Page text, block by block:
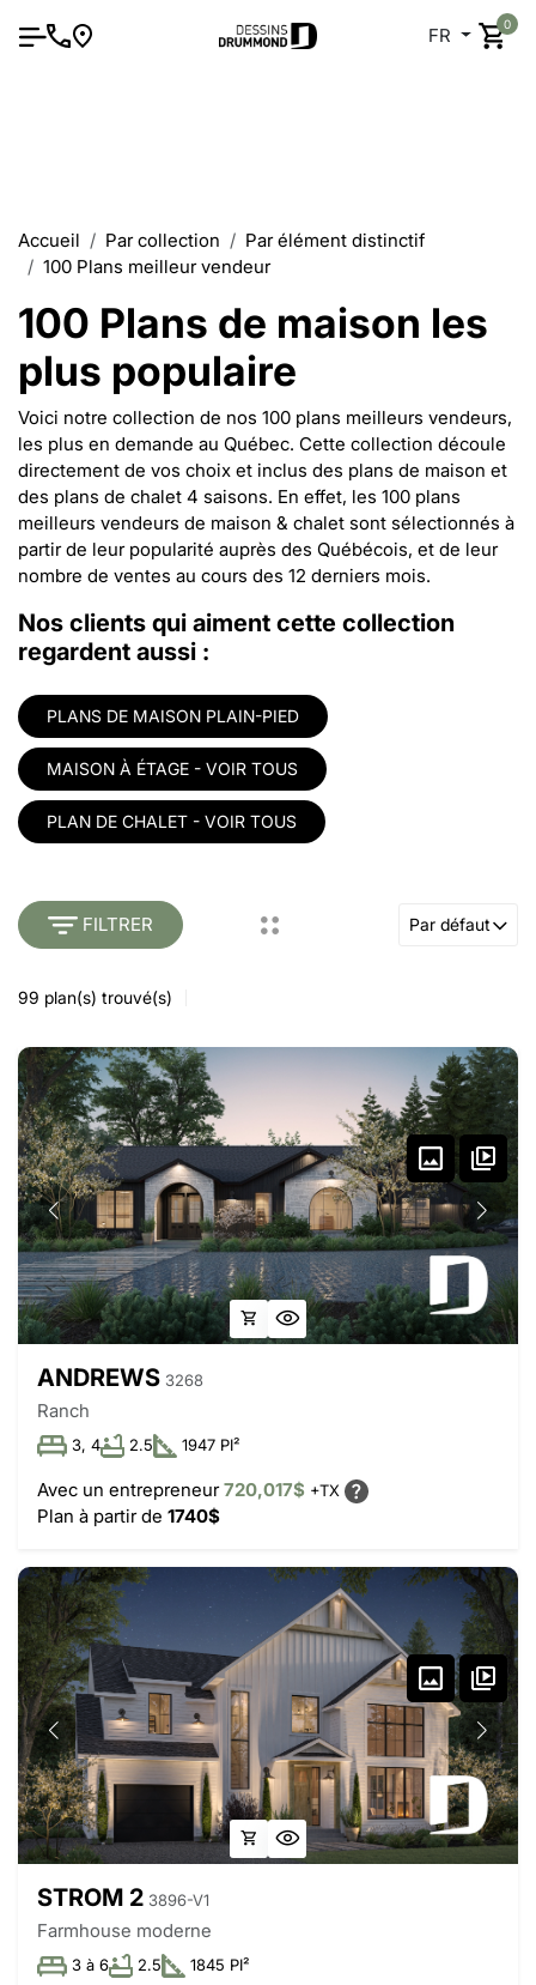
FR
0
Accueil Par collection
Par élément distinctif
100 Plans meilleur vendeur
100 Plans de maison les
plus populaire
Voici notre collection de nos 100 plans meilleurs vendeurs,
les plus en demande au Québec. Cette collection découle
directement de vos choix et inclus des plans de maison et
des plans de chalet 4 saisons. En effet, les 100 plans
meilleurs vendeurs de maison & chalet sont sélectionnés à
partir de leur popularité auprès des Québécois, et de leur
nombre de ventes au cours des 12 derniers mois.
Nos clients qui aiment cette collection
regardent aussi :
PLANS DE MAISON PLAIN-PIED
MAISON À ÉTAGE - VOIR TOUS
PLAN DE CHALET - VOIR TOUS
FILTRER Par défaut
99 plan(s) trouvé(s)
ANDREWS 3268
Ranch
3, 4 2.5 1947 PI²
Avec un entrepreneur720,017$ +TX
Plan à partir de 1740$
STROM 2 3896-V1
Farmhouse moderne
3 à 6 2.5 1845 PI²